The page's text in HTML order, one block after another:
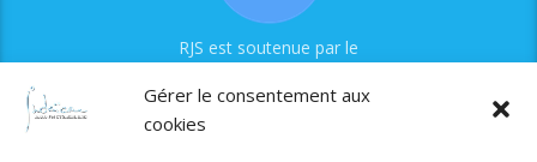
Gérer le consentement aux
cookies
RJS est soutenue par le